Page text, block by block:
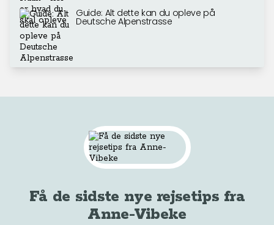
Guide: Alt dette kan du opleve på
Deutsche Alpenstrasse
Få de sidste nye rejsetips fra
Anne-Vibeke